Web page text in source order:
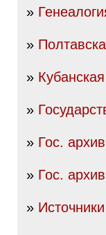
»
»
»
»
» Гос.
» Гос.
»